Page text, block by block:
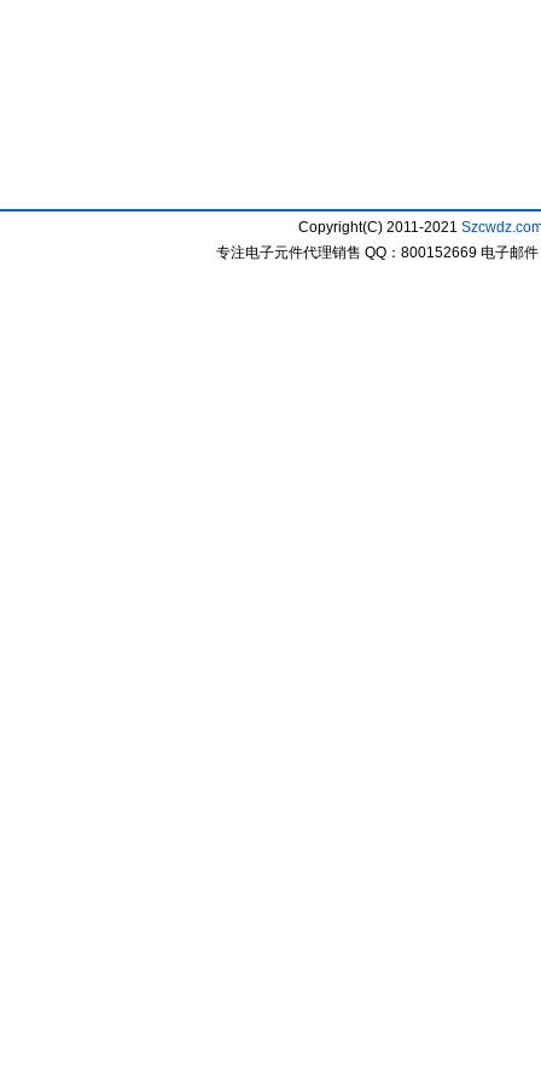
Copyright(C) 2011-2021
专注电子元件代理销售 QQ：800152669 电子邮